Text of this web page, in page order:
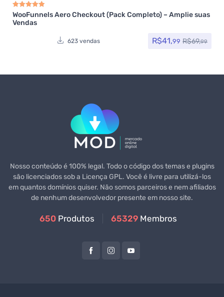
Woocommerce
Avaliação
WooFunnels Aero Checkout (Pack Completo) – Amplie suas
Vendas
623 vendas R$41,99 R$69,99
Nosso conteúdo é 100% legal. Todo o código dos temas e plugins
são licenciados sob a Licença GPL. Você é livre para utilizá-los
em quantos domínios quiser. Não somos parceiros e nem afiliados
de nenhum desenvolvedor presente em nosso site.
650 Produtos 65329 Membros